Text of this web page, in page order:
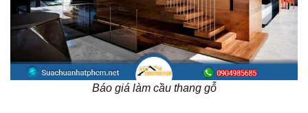
Báo giá làm cầu thang gỗ